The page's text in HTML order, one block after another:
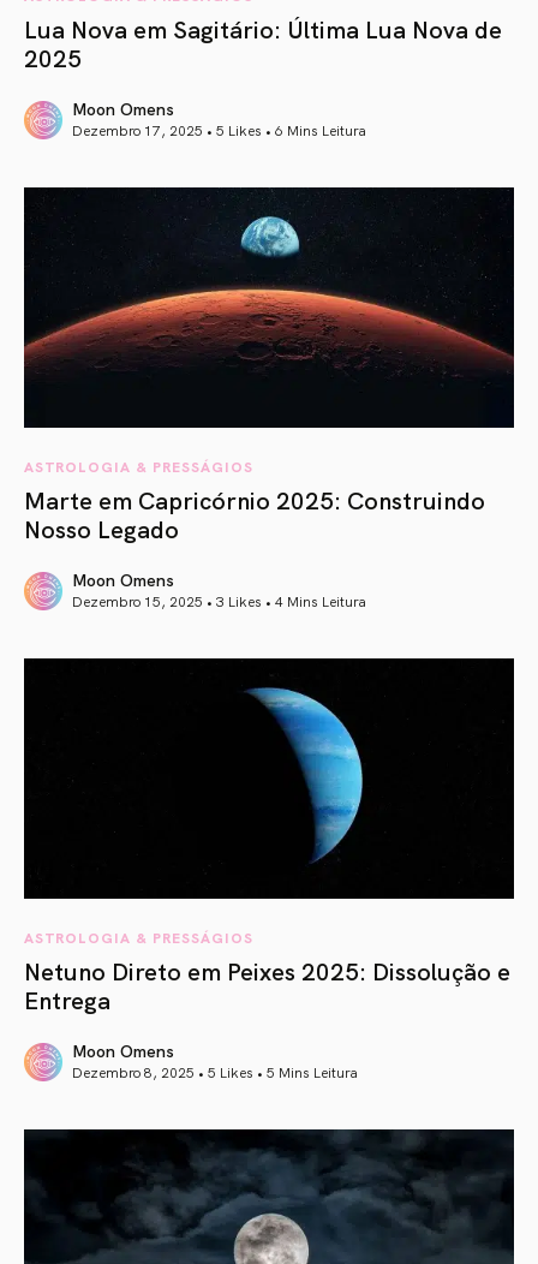
Lua Nova em Sagitário: Última Lua Nova de
2025
Moon Omens
Dezembro 17, 2025 • 5 Likes • 6 Mins Leitura
ASTROLOGIA & PRESSÁGIOS
Marte em Capricórnio 2025: Construindo
Nosso Legado
Moon Omens
Dezembro 15, 2025 • 3 Likes • 4 Mins Leitura
ASTROLOGIA & PRESSÁGIOS
Netuno Direto em Peixes 2025: Dissolução e
Entrega
Moon Omens
Dezembro 8, 2025 • 5 Likes • 5 Mins Leitura